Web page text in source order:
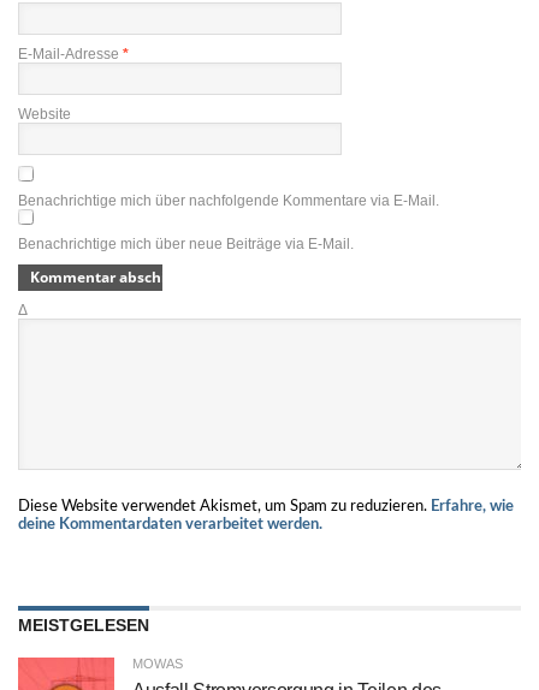
E-Mail-Adresse *
Website
Benachrichtige mich über nachfolgende Kommentare via E-Mail.
Benachrichtige mich über neue Beiträge via E-Mail.
Δ
Diese Website verwendet Akismet, um Spam zu reduzieren. Erfahre, wie
deine Kommentardaten verarbeitet werden.
MEISTGELESEN
MOWAS